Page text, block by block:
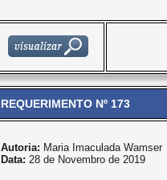
REQUERIMENTO Nº 173
Autoria: Maria Imaculada Wamser
Data: 28 de Novembro de 2019